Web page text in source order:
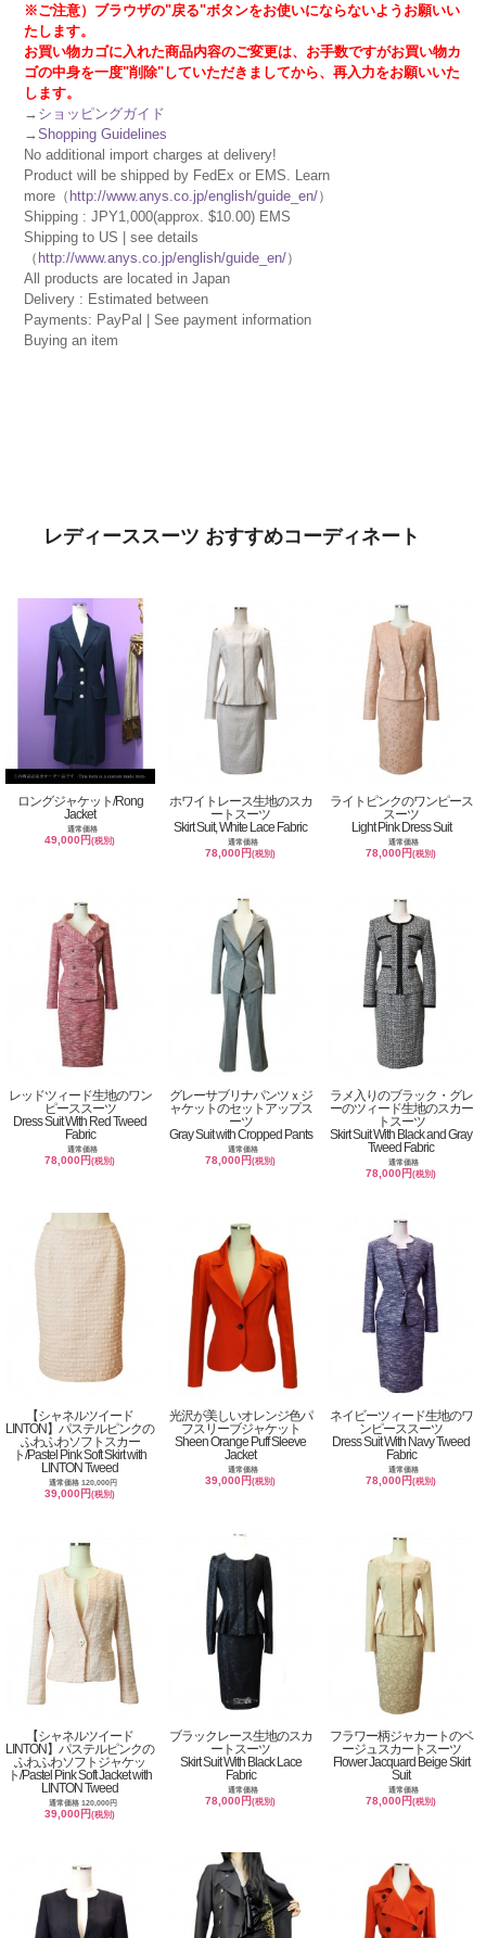
※ご注意）ブラウザの"戻る"ボタンをお使いにならないようお願いい
たします。
お買い物カゴに入れた商品内容のご変更は、お手数ですがお買い物カ
ゴの中身を一度"削除"していただきましてから、再入力をお願いいた
します。
→ ショッピングガイド
→Shopping Guidelines
No additional import charges at delivery!
Product will be shipped by FedEx or EMS. Learn
more（ http://www.anys.co.jp/english/guide_en/）
Shipping : JPY1,000(approx. $10.00) EMS
Shipping to US | see details
（ http://www.anys.co.jp/english/guide_en/）
All products are located in Japan
Delivery : Estimated between
Payments: PayPal | See payment information
Buying an item
レディーススーツ おすすめコーディネート
ロングジャケット/Rong
Jacket
通常価格
49,000円(税別)
ホワイトレース生地のスカ
ートスーツ
Skirt Suit, White Lace Fabric
通常価格
78,000円(税別)
ライトピンクのワンピース
スーツ
Light Pink Dress Suit
通常価格
78,000円(税別)
レッドツィード生地のワン
ピーススーツ
Dress Suit With Red Tweed
Fabric
通常価格
78,000円(税別)
グレーサブリナパンツｘジ
ャケットのセットアップス
ーツ
Gray Suit with Cropped Pants
通常価格
78,000円(税別)
ラメ入りのブラック・グレ
ーのツィード生地のスカー
トスーツ
Skirt Suit With Black and Gray
Tweed Fabric
通常価格
78,000円(税別)
【シャネルツイード
LINTON】パステルピンクの
ふわふわソフトスカー
ト/Pastel Pink Soft Skirt with
LINTON Tweed
通常価格 120,000円
39,000円(税別)
光沢が美しいオレンジ色パ
フスリーブジャケット
Sheen Orange Puff Sleeve
Jacket
通常価格
39,000円(税別)
ネイビーツィード生地のワ
ンピーススーツ
Dress Suit With Navy Tweed
Fabric
通常価格
78,000円(税別)
【シャネルツイード
LINTON】パステルピンクの
ふわふわソフトジャケッ
ト/Pastel Pink Soft Jacket with
LINTON Tweed
通常価格 120,000円
39,000円(税別)
ブラックレース生地のスカ
ートスーツ
Skirt Suit With Black Lace
Fabric
通常価格
78,000円(税別)
フラワー柄ジャカートのベ
ージュスカートスーツ
Flower Jacquard Beige Skirt
Suit
通常価格
78,000円(税別)